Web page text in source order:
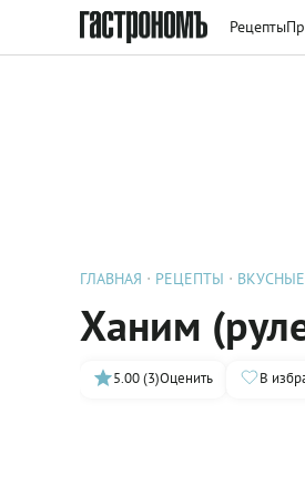
Рецепты
ГЛАВНАЯ РЕЦЕПТЫ
Ханим
5.00 (3)Оценить В